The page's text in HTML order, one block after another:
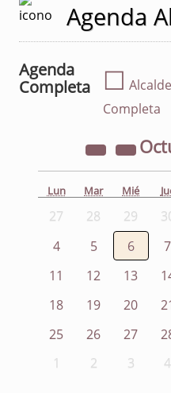
Agenda
Agenda
Completa
☐
Completa
Lun Mar Mié
27 28 29
4
5 6 7
11
12 13
18
19 20
25
26 27
1
2 3 4